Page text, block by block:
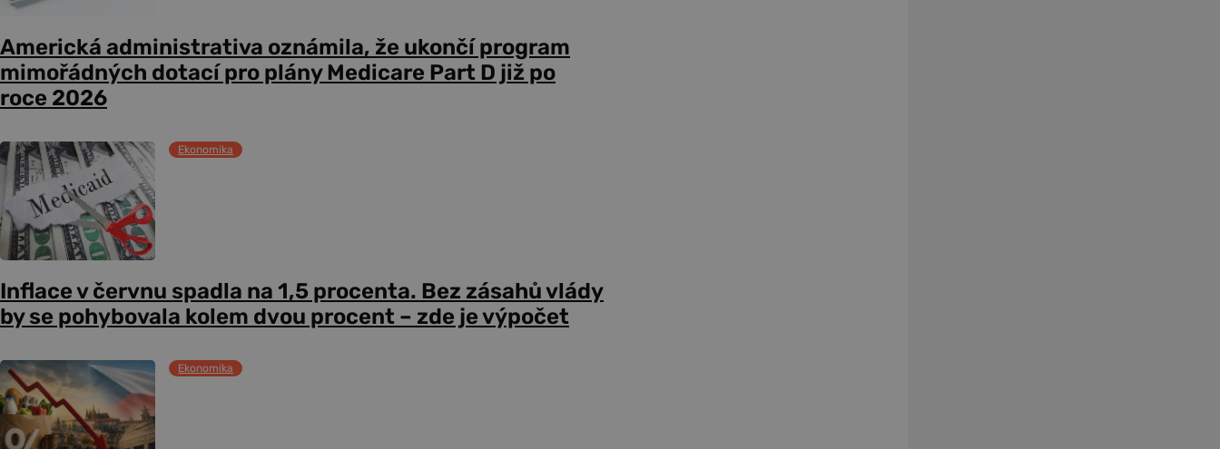
Americká administrativa oznámila, že ukončí program
mimořádných dotací pro plány Medicare Part D již po
roce 2026
Ekonomika
Inflace v červnu spadla na 1,5 procenta. Bez zásahů vlády
by se pohybovala kolem dvou procent – zde je výpočet
Ekonomika